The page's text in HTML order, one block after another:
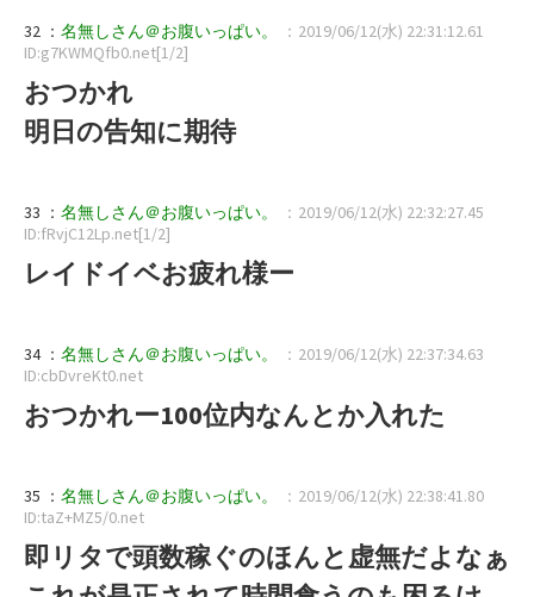
32 ： 名無しさん＠お腹いっぱい。
：2019/06/12(水) 22:31:12.61
ID:g7KWMQfb0.net[1/2]
おつかれ
明日の告知に期待
33 ： 名無しさん＠お腹いっぱい。
：2019/06/12(水) 22:32:27.45
ID:fRvjC12Lp.net[1/2]
レイドイベお疲れ様ー
34 ： 名無しさん＠お腹いっぱい。
：2019/06/12(水) 22:37:34.63
ID:cbDvreKt0.net
おつかれー100位内なんとか入れた
35 ： 名無しさん＠お腹いっぱい。
：2019/06/12(水) 22:38:41.80
ID:taZ+MZ5/0.net
即リタで頭数稼ぐのほんと虚無だよなぁ